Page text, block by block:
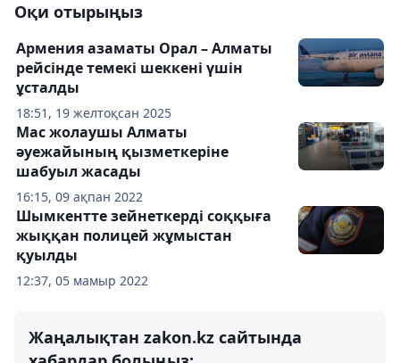
Оқи отырыңыз
18:51, 19 желтоқсан 2025
Армения азаматы Орал – Алматы
рейсінде темекі шеккені үшін
ұсталды
16:15, 09 ақпан 2022
Мас жолаушы Алматы
әуежайының қызметкеріне
шабуыл жасады
12:37, 05 мамыр 2022
Шымкентте зейнеткерді соққыға
жыққан полицей жұмыстан
қуылды
Жаңалықтан zakon.kz сайтында